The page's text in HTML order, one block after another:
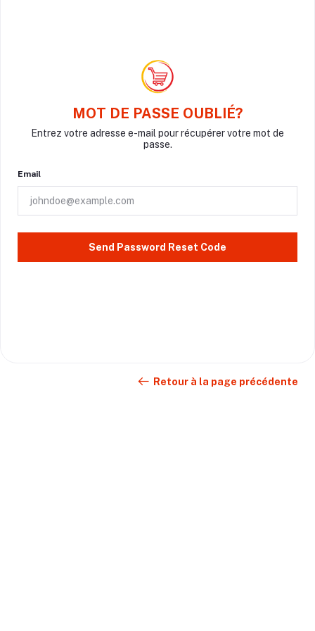
MOT DE PASSE OUBLIÉ?
Entrez votre adresse e-mail pour récupérer votre mot de
passe.
Email
Send Password Reset Code
Retour à la page précédente